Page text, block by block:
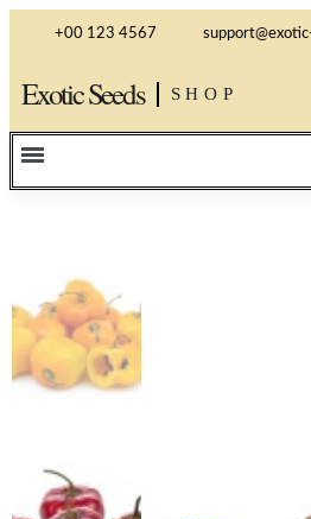
+00 123 4567
Exotic Seeds SHOP